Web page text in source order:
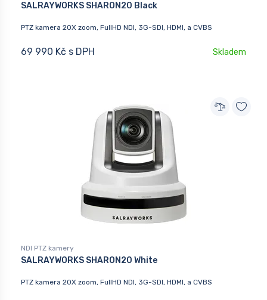
SALRAYWORKS SHARON20 Black
PTZ kamera 20X zoom, FullHD NDI, 3G-SDI, HDMI, a CVBS
69 990 Kč s DPH Skladem
NDI PTZ kamery
SALRAYWORKS SHARON20 White
PTZ kamera 20X zoom, FullHD NDI, 3G-SDI, HDMI, a CVBS